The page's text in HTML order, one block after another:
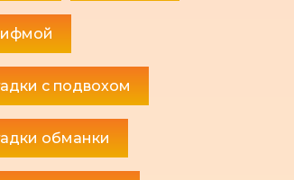
с подвохом
обманки